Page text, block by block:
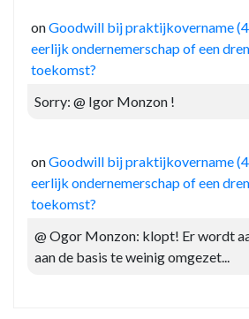
onGoodwill bij praktijkovername
eerlijk ondernemerschap of een
toekomst?
Sorry: @ Igor Monzon !
onGoodwill bij praktijkovername
eerlijk ondernemerschap of een
toekomst?
@ Ogor Monzon: klopt! Er wordt
aan de basis te weinig omgezet...